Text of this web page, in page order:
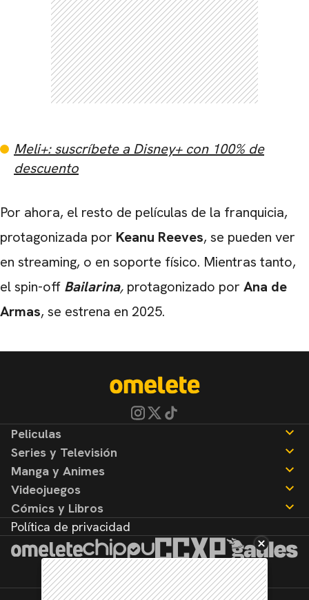
Meli+: suscríbete a Disney+ con 100% de
descuento
Por ahora, el resto de películas de la franquicia,
protagonizada por Keanu Reeves, se pueden ver
en streaming, o en soporte físico. Mientras tanto,
el spin-off Bailarina, protagonizado por Ana de
Armas, se estrena en 2025.
Peliculas
Noticias
Reseñas
Series y Televisión
Noticias
Reseñas
Manga y Animes
Noticias
Reseñas
Videojuegos
Noticias
Reseñas
Cómics y Libros
Noticias
Reseñas
Política de privacidad